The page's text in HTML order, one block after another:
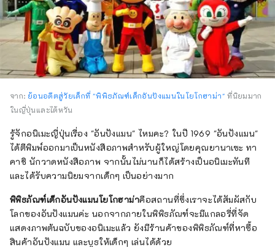
จาก: ย้อนอดีตสู่วัยเด็กที่ "พิพิธภัณฑ์เด็กอันปังแมนในโยโกฮาม่า" ที่นิยมมาก
ในญี่ปุ่นและไต้หวัน
รู้จักอนิเมะญี่ปุ่นเรื่อง "อันปังแมน" ไหมคะ? ในปี 1969 "อันปังแมน"
ได้ตีพิมพ์ออกมาเป็นหนังสือภาพสำหรับผู้ใหญ่โดยคุณยานาเซะ ทา
คาชิ นักวาดหนังสือภาพ จากนั้นไม่นานก็ได้สร้างเป็นอนิเมะทันที
และได้รับความนิยมจากเด็กๆ เป็นอย่างมาก
พิพิธภัณฑ์เด็กอันปังแมนโยโกฮาม่าคือสถานที่ซึ่งเราจะได้สัมผัสกับ
โลกของอันปังแมนค่ะ นอกจากภายในพิพิธภัณฑ์จะมีแกลอรี่ที่จัด
แสดงภาพต้นฉบับของอนิเมะแล้ว ยังมีร้านค้าของพิพิธภัณฑ์ที่หาซื้อ
สินค้าอันปังแมน และบูธให้เด็กๆ เล่นได้ด้วย